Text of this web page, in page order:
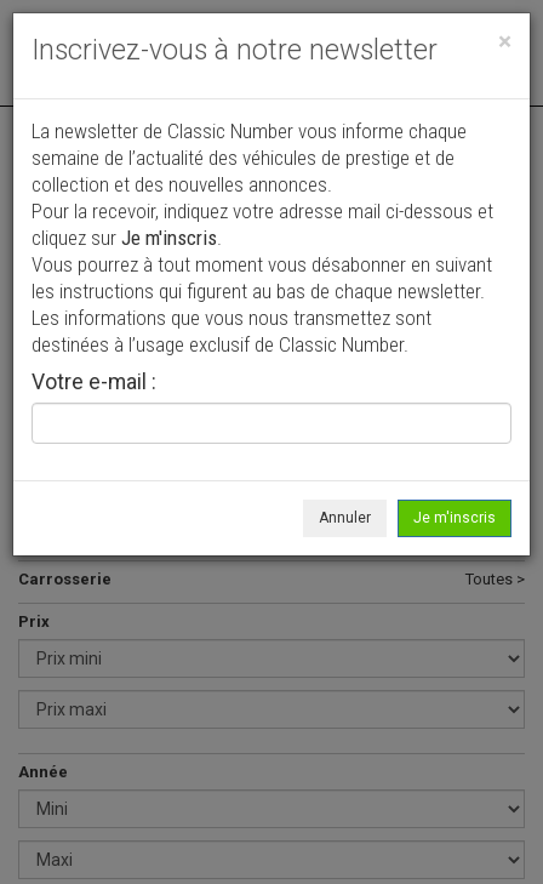
Toggle
Vos annonces vues par
plus de 4 millions de collectionneurs
Ajouter une annonce
> Rechercher un véhicule
GL >
Carrosserie Toutes >
Prix
Année
×
Inscrivez-vous à notre newsletter
La newsletter de Classic Number vous informe chaque
semaine de l’actualité des véhicules de prestige et de
collection et des nouvelles annonces.
Pour la recevoir, indiquez votre adresse mail ci-dessous et
cliquez sur Je m'inscris.
Vous pourrez à tout moment vous désabonner en suivant
les instructions qui figurent au bas de chaque newsletter.
Les informations que vous nous transmettez sont
destinées à l’usage exclusif de Classic Number.
Votre e-mail :
Annuler Je m'inscris